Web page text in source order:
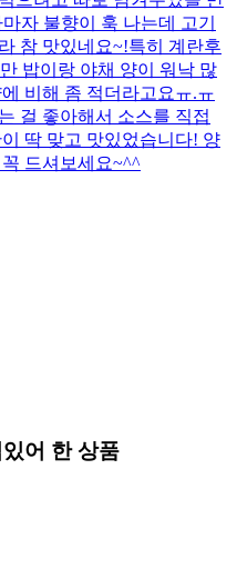
자 불향이 훅 나는데 고기
참 맛있네요~!특히 계란후
밥이랑 야채 양이 워낙 많
비해 좀 적더라고요ㅠ.ㅠ
걸 좋아해서 소스를 직접
딱 맞고 맛있었습니다! 양
드셔보세요~^^
어 한 상품